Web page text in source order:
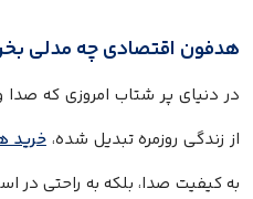
هدفون اقتصادی چه مدلی
در دنیای پر شتاب امروزی که
از زندگی روزمره تبدیل شده،خرید
به کیفیت صدا، بلکه به راحتی در